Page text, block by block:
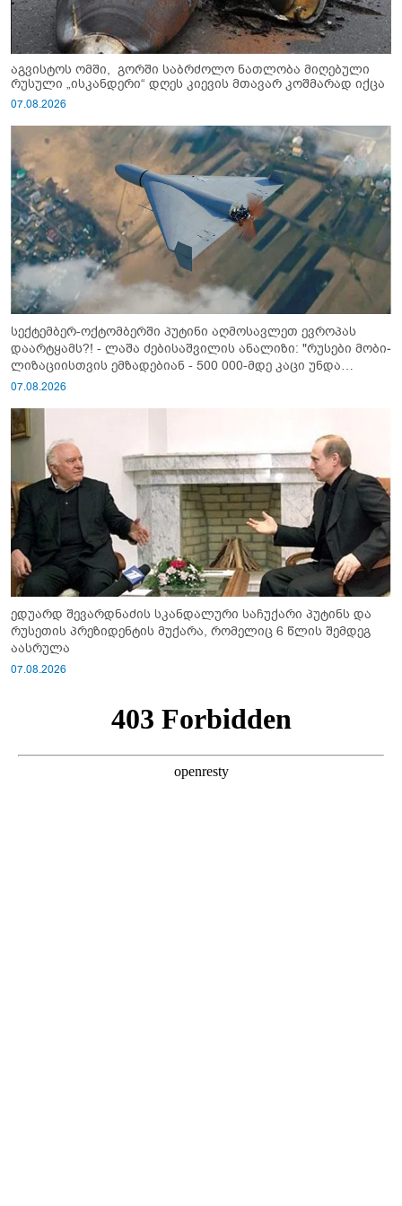
აგვისტოს ომში, გორში საბრძოლო ნათლობა მიღებული
რუსული „ისკანდერი“ დღეს კიევის მთავარ კოშმარად იქცა
07.08.2026
სექტემბერ-ოქტომბერში პუტინი აღმოსავლეთ ევროპას
დაარტყამს?! - ლაშა ძებისაშვილის ანალიზი: "რუსები მობი­
ლიზაციისთვის ემზადებიან - 500 000-მდე კაცი უნდა
გაიწვიონ ომში"
07.08.2026
ედუარდ შევარდნაძის სკანდალური საჩუქარი პუტინს და
რუსეთის პრეზიდენტის მუქარა, რომელიც 6 წლის შემდეგ
აასრულა
07.08.2026